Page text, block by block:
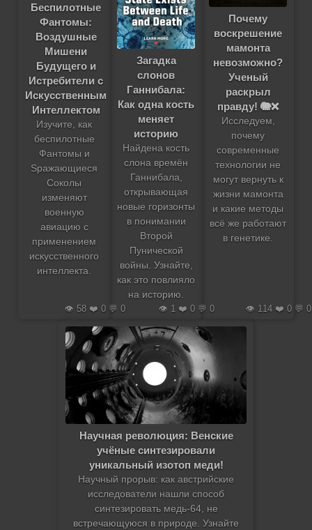
Беспилотные
Фантомы:
Воздушные
Мишени
Будущего и
Истребители с
Искусственным
Интеллектом
Изучите, как
беспилотные
Фантомы и
Sражающиеся
Соколы
изменяют
военную
авиацию с
применением
искусственного
интеллекта.
👁️ 58 ❤️ 0 💬 0
Загадка
слонов
Ганнибала:
Как одна кость
меняет
историю
Найдена кость
слона времён
Ганнибала,
открывающая
новые горизонты
в понимании
Второй
Пунической
войны. Узнайте,
как это повлияло
на историю.
👁️ 1 ❤️ 0 💬 0
Почему
воскрешение
мамонта
невозможно?
Ученый
раскрыл
правду! 🐘❌
Исследуем,
почему
современные
технологии не
могут вернуть к
жизни мамонта
и какие методы
всё же работают
в генетике.
👁️ 114 ❤️ 0 💬 0
Научная революция: Венские
учёные синтезировали
уникальный изотоп меди!
Научный прорыв: как австрийские
исследователи нашли способ
синтезировать медь-64, не
встречающуюся в природе. Узнайте